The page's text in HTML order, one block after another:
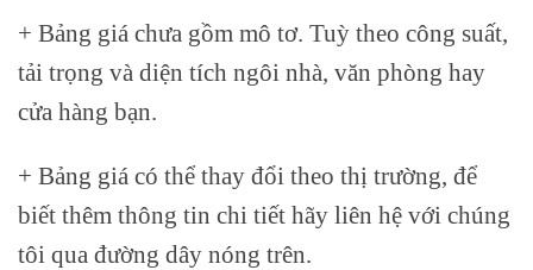
+ Bảng giá chưa gồm mô tơ. Tuỳ theo công suất,
tải trọng và diện tích ngôi nhà, văn phòng hay
cửa hàng bạn.
+ Bảng giá có thể thay đổi theo thị trường, để
biết thêm thông tin chi tiết hãy liên hệ với chúng
tôi qua đường dây nóng trên.